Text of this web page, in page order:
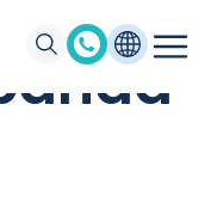
PILATES